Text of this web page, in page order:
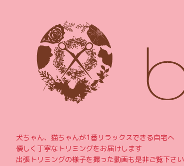
犬ちゃん、猫ちゃんが1番リラックスできる自宅へ
優しく丁寧なトリミングをお届けします
出張トリミングの様子を撮った動画も是非ご覧下さい